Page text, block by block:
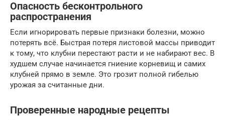
Опасность бесконтрольного
распространения
Если игнорировать первые признаки болезни, можно
потерять всё. Быстрая потеря листовой массы приводит
к тому, что клубни перестают расти и не набирают вес. В
худшем случае начинается гниение корневищ и самих
клубней прямо в земле. Это грозит полной гибелью
урожая за считанные дни.
Проверенные народные рецепты